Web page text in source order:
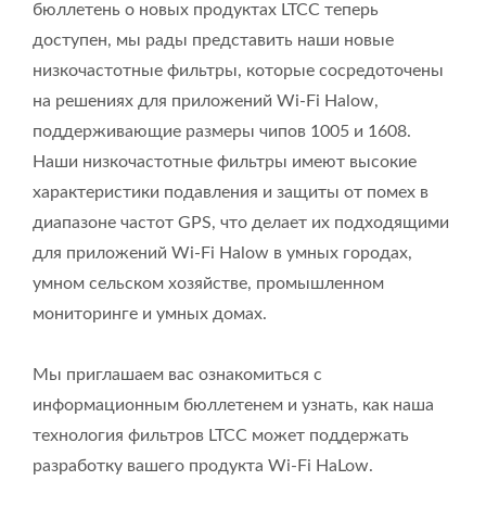
бюллетень о новых продуктах LTCC теперь
доступен, мы рады представить наши новые
низкочастотные фильтры, которые сосредоточены
на решениях для приложений Wi-Fi Halow,
поддерживающие размеры чипов 1005 и 1608.
Наши низкочастотные фильтры имеют высокие
характеристики подавления и защиты от помех в
диапазоне частот GPS, что делает их подходящими
для приложений Wi-Fi Halow в умных городах,
умном сельском хозяйстве, промышленном
мониторинге и умных домах.
Мы приглашаем вас ознакомиться с
информационным бюллетенем и узнать, как наша
технология фильтров LTCC может поддержать
разработку вашего продукта Wi-Fi HaLow.